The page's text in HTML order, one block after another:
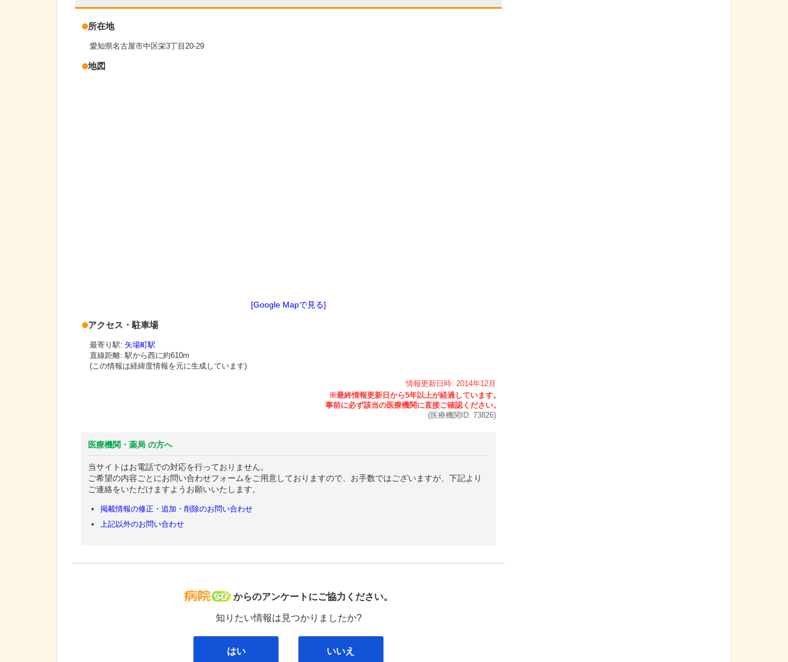
所在地
愛知県名古屋市中区栄3丁目20-29
地図
[Google Mapで見る]
アクセス・駐車場
最寄り駅: 矢場町駅
直線距離: 駅から西に約610m
(この情報は経緯度情報を元に生成しています)
情報更新日時: 2014年12月
(医療機関ID: 73826)
医療機関・薬局 の方へ
当サイトはお電話での対応を行っておりません。
ご希望の内容ごとにお問い合わせフォームをご用意しておりますので、お手数ではございますが、下記より
ご連絡をいただけますようお願いいたします。
掲載情報の修正・追加・削除のお問い合わせ
上記以外のお問い合わせ
病院なび
からのアンケートにご協力ください。
知りたい情報は見つかりましたか?
はい いいえ